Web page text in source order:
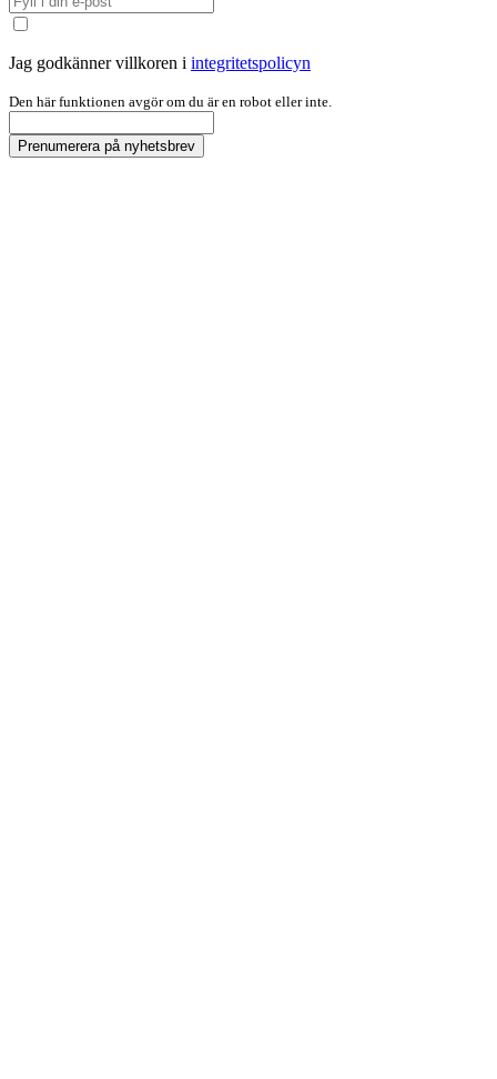
Jag godkänner villkoren i integritetspolicyn
Den här funktionen avgör om du är en robot eller inte.